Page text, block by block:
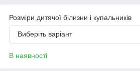
Розміри дитячої білизни і купальників
Виберіть варіант
В наявності